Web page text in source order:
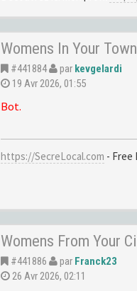
Womens In Your
#441884 par kevgelardi
19 Avr 2026, 01:55
Bot.
https://SecreLocal.com - Free
Womens From Your
#441886 par Franck23
26 Avr 2026, 02:11